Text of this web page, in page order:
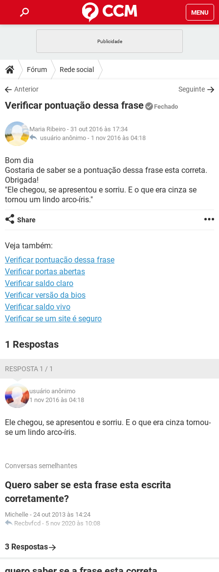
MENU
CELULAR
OUTLOOK
INSTAGRAM GMAIL
GUIA DE COMPRAS
DICAS
JOGOS
INSTAGRAM GMAIL
GUIA DE COMPRAS
DOWNLOADS
JOGOS WHATSAPP
CELULAR
OUTLOOK EXCEL
INSTAGRAM
GUIA DE COMPRAS
JOGOS WHATSAPP
CELULAR
OUTLOOK
INSTAGRAM
GUIA DE COMPRAS
GLOSSÁRIO
JOGOS
CELULAR FACEBOOK
OUTLOOK EXCEL
GUIA DE COMPRAS
Fórum Rede social
Anterior Seguinte
Verificar pontuação dessa frase Fechado
Maria Ribeiro - 31 out 2016 às 17:34
usuário anônimo - 1 nov 2016 às 04:18
Bom dia
Gostaria de saber se a pontuação dessa frase esta correta.
Obrigada!
"Ele chegou, se apresentou e sorriu. E o que era cinza se
tornou um lindo arco-íris."
Share
Veja também:
Verificar pontuação dessa frase
Verificar portas abertas
Verificar saldo claro
Verificar versão da bios
Verificar saldo vivo
Verificar se um site é seguro
1 Respostas
RESPOSTA 1 / 1
usuário anônimo
1 nov 2016 às 04:18
Ele chegou, se apresentou e sorriu. E o que era cinza tornou-
se um lindo arco-íris.
Conversas semelhantes
Quero saber se esta frase esta escrita
corretamente?
Michelle - 24 out 2013 às 14:24
Recbvfcd - 5 nov 2020 às 10:08
3 Respostas